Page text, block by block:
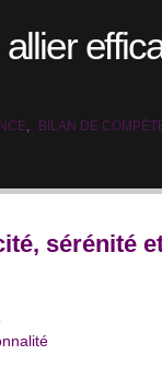
BILAN DE
sérénité